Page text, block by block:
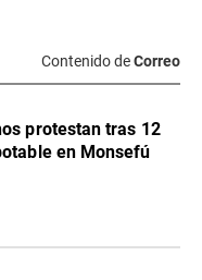
Contenido deCorreo
protestan tras 12
en Monsefú